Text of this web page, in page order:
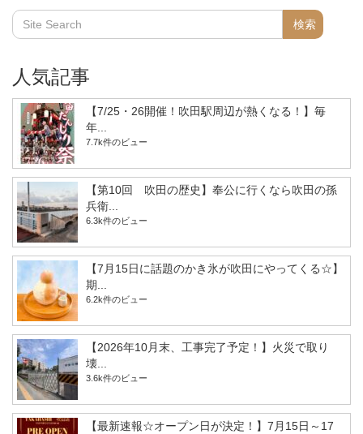
人気記事
【7/25・26開催！吹田駅周辺が熱くなる！】毎
年...
7.7k件のビュー
【第10回 吹田の歴史】奉公に行くなら吹田の孫
兵衛...
6.3k件のビュー
【7月15日に話題のかき氷が吹田にやってくる☆】
期...
6.2k件のビュー
【2026年10月末、工事完了予定！】火災で取り
壊...
3.6k件のビュー
【最新速報☆オープン日が決定！】7月15日～17